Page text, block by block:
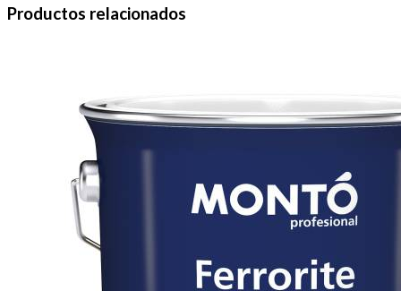
Productos relacionados